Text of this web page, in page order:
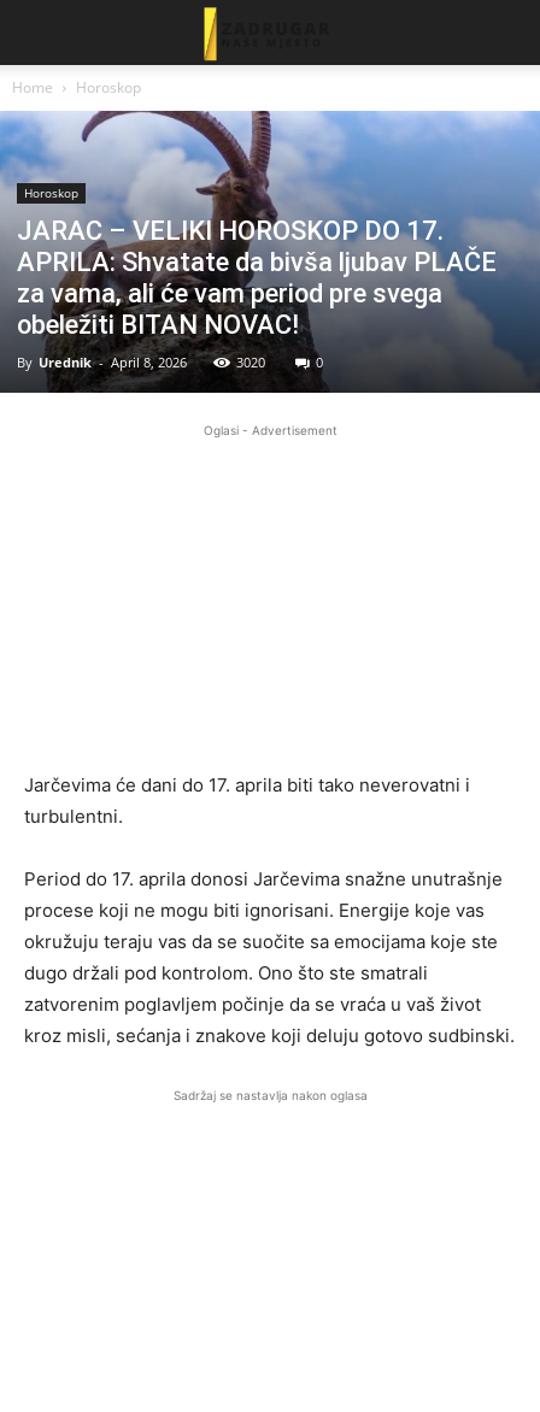
Home Horoskop
Horoskop
JARAC – VELIKI HOROSKOP DO 17.
APRILA: Shvatate da bivša ljubav PLAČE
za vama, ali će vam period pre svega
obeležiti BITAN NOVAC!
By Urednik - April 8, 2026 3020 0
Oglasi - Advertisement
Jarčevima će dani do 17. aprila biti tako neverovatni i
turbulentni.
Period do 17. aprila donosi Jarčevima snažne unutrašnje
procese koji ne mogu biti ignorisani. Energije koje vas
okružuju teraju vas da se suočite sa emocijama koje ste
dugo držali pod kontrolom. Ono što ste smatrali
zatvorenim poglavljem počinje da se vraća u vaš život
kroz misli, sećanja i znakove koji deluju gotovo sudbinski.
Sadržaj se nastavlja nakon oglasa